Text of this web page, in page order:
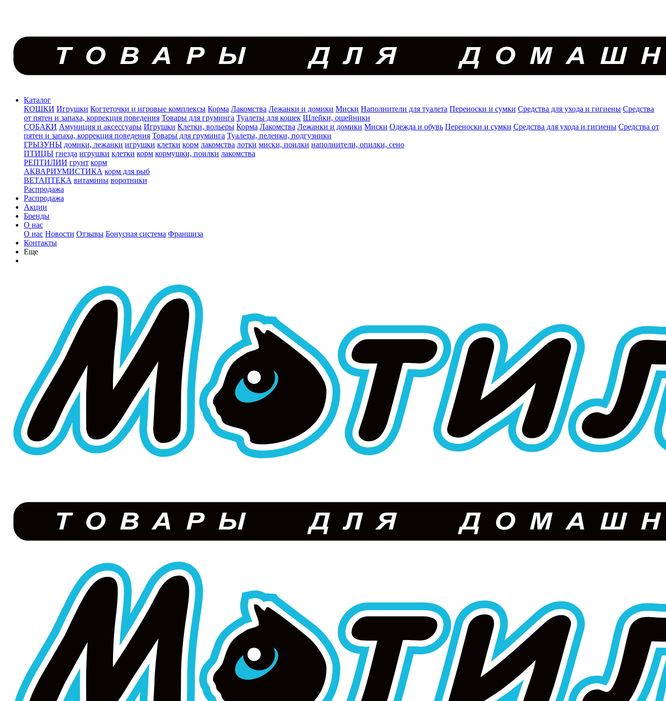
Каталог
КОШКИ Игрушки Когтеточки и игровые комплексы Корма Лакомства Лежанки и домики Миски Наполнители для туалета Переноски и сумки Средства для ухода и гигиены Средства
от пятен и запаха, коррекция поведения Товары для груминга Туалеты для кошек Шлейки, ошейники
СОБАКИ Амуниция и аксессуары Игрушки Клетки, вольеры Корма Лакомства Лежанки и домики Миски Одежда и обувь Переноски и сумки Средства для ухода и гигиены Средства от
пятен и запаха, коррекция поведения Товары для груминга Туалеты, пеленки, подгузники
ГРЫЗУНЫ домики, лежанки игрушки клетки корм лакомства лотки миски, поилки наполнители, опилки, сено
ПТИЦЫ гнезда игрушки клетки корм кормушки, поилки лакомства
РЕПТИЛИИ грунт корм
АКВАРИУМИСТИКА корм для рыб
ВЕТАПТЕКА витамины воротники
Распродажа
Распродажа
Акции
Бренды
О нас
О нас Новости Отзывы Бонусная система Франшиза
Контакты
Еще